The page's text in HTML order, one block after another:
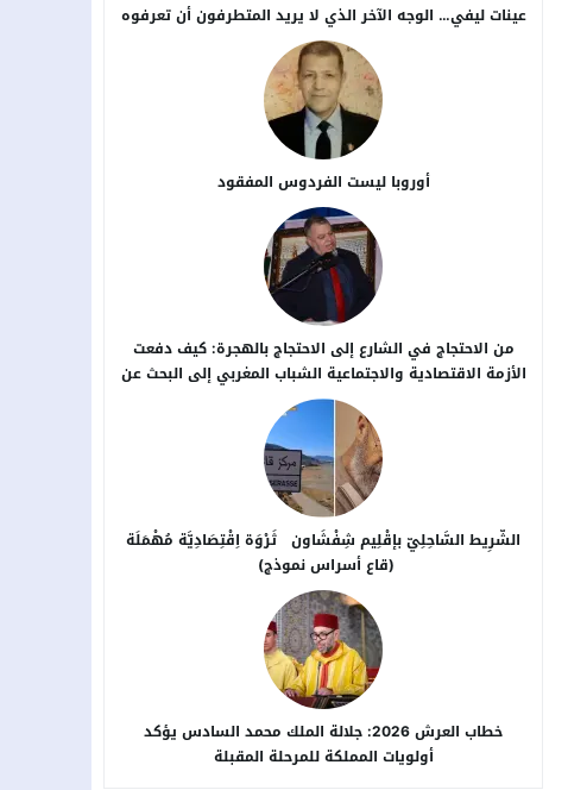
عينات ليفي… الوجه الآخر الذي لا يريد المتطرفون أن تعرفوه
أوروبا ليست الفردوس المفقود
من الاحتجاج في الشارع إلى الاحتجاج بالهجرة: كيف دفعت
الأزمة الاقتصادية والاجتماعية الشباب المغربي إلى البحث عن
بدائل خارج الوطن؟
الشَّرِيط السَّاحِلِيّ بإقْلِيم شِفْشَاون ثَرْوَة اِقْتِصَادِيَّة مُهْمَلَة
(قاع أسراس نموذج)
خطاب العرش 2026: جلالة الملك محمد السادس يؤكد
أولويات المملكة للمرحلة المقبلة